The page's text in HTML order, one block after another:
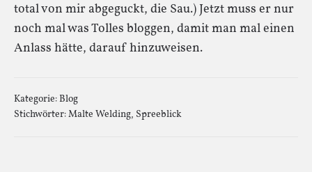
total von mir abgeguckt, die Sau.) Jetzt muss er nur
noch mal was Tolles bloggen, damit man mal einen
Anlass hätte, darauf hinzuweisen.
Kategorie:Blog
Stichwörter:Malte Welding, Spreeblick